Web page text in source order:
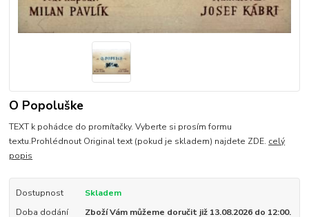
O Popoluške
TEXT k pohádce do promítačky. Vyberte si prosím formu
textu.Prohlédnout Original text (pokud je skladem) najdete ZDE. celý
popis
Dostupnost
Skladem
Doba dodání
Zboží Vám můžeme doručit již 13.08.2026 do 12:00.